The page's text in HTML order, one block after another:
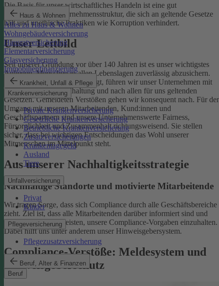
Haus & Wohnen
Alles zu Haus & Wohnen
Wohngebäudeversicherung
Hausratversicherung
Elementarversicherung
Glasversicherung
Immobilienfinanzierung
Krankheit, Unfall & Pflege
Krankenversicherung
Private Krankenversicherung
Gesetzliche Krankenversicherung
Betriebliche Krankenversicherung
Zusatzversicherungen
Krankentagegeld
Ausland
Tiere
Unfallversicherung
Privat
Kinder
Pflegeversicherung
Pflegezusatzversicherung
Beruf, Alter & Finanzen
Beruf
Die Basis für unser wirtschaftliches Handeln ist eine gut
funktionierende Unternehmensstruktur, die sich an geltende Gesetze
hält und unethische Praktiken wie Korruption verhindert.
Unser Leitbild
Seit unserer Gründung vor über 140 Jahren ist es unser wichtigstes
Anliegen, Menschen in allen Lebenslagen zuverlässig abzusichern.
Damit uns das weiterhin gelingt, führen wir unser Unternehmen mit
einer ethischen Grundhaltung und nach allen für uns geltenden
Gesetzen. Gemeldeten Verstößen gehen wir konsequent nach. Für
Umgang mit unseren Mitarbeitenden, Kund:innen und
Geschäftspartnern sind unsere Unternehmenswerte Fairness,
Fürsorglichkeit und Zusammenhalt richtungsweisend. Sie stellen
sicher, dass bei wichtigen Entscheidungen das Wohl unserer
Mitmenschen im Mittelpunkt steht.
Aus unserer Nachhaltigkeitsstrategie
Nachhaltige Standorte und motivierte Mitarbeitende
Wir tragen Sorge, dass sich Compliance durch alle Geschäftsbereiche
zieht. Ziel ist, dass alle Mitarbeitenden darüber informiert sind und
einen Beitrag dazu leisten, unsere Compliance-Vorgaben einzuhalten.
Dabei hilft uns unter anderem unser Hinweisgebersystem.
Compliance-Verstöße: Meldesystem und
Hinweisgeberschutz